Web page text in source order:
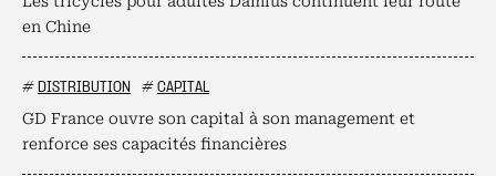
en Chine
# DISTRIBUTION # CAPITAL
GD France ouvre son capital à son management et
renforce ses capacités financières